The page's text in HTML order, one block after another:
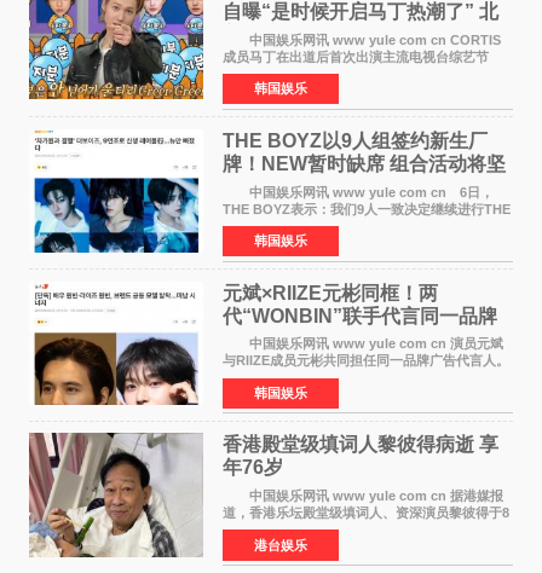
自曝“是时候开启马丁热潮了” 北
美巡演火热进行中
中国娱乐网讯 www yule com cn CORTIS
成员马丁在出道后首次出演主流电视台综艺节
目，展现了多才多艺的魅力。 马丁出演了5日
播出的MBC《Radio Star》Fashion与Passion
之间，I&lsquo;m
韩国娱乐
THE BOYZ以9人组签约新生厂
牌！NEW暂时缺席 组合活动将坚
定不移继续
中国娱乐网讯 www yule com cn 6日，
THE BOYZ表示：我们9人一致决定继续进行THE
BOYZ组合活动，并且已经完成了组合团体活动
签约。目前正在新生厂牌下进行活动准备。尚未
离开THE BOYZ原所
韩国娱乐
元斌×RIIZE元彬同框！两
代“WONBIN”联手代言同一品牌
颜值天花板合体
中国娱乐网讯 www yule com cn 演员元斌
与RIIZE成员元彬共同担任同一品牌广告代言人。
6日据独家报道，继演员元斌之后，RIIZE元彬最
近也被选为某在线中介平台A公司的共同广告代言
人，两人将作
韩国娱乐
香港殿堂级填词人黎彼得病逝 享
年76岁​
中国娱乐网讯 www yule com cn 据港媒报
道，香港乐坛殿堂级填词人、资深演员黎彼得于8
月5日上午因病离世，终年76岁。好友钟志光透
露，黎彼得今年3月中风后便卧床休养，身体机能
持续衰退，最
港台娱乐